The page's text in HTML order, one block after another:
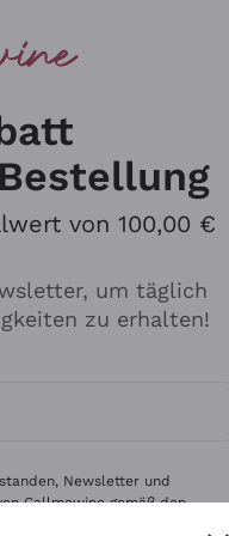
Gavi
von 100,00 €
um täglich
zu erhalten!
zum Erhalt von
Newsletter und
Callmewine gemäß den -